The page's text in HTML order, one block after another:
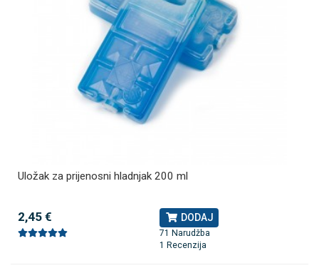
Uložak za prijenosni hladnjak 200 ml
2,45 € DODAJ
71 Narudžba
1 Recenzija